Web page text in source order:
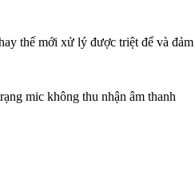
thế mới xử lý được triệt để và
mic không thu nhận âm thanh